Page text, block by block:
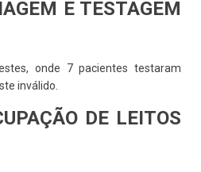
E TESTAGEM
onde 7 pacientes testaram
inválido.
DE LEITOS